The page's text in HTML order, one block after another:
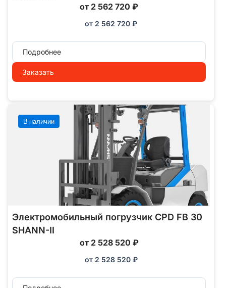
от 2 562 720 ₽
от 2 562 720 ₽
Подробнее
Заказать
В наличии
Электромобильный погрузчик CPD FB 30
SHANN-II
от 2 528 520 ₽
от 2 528 520 ₽